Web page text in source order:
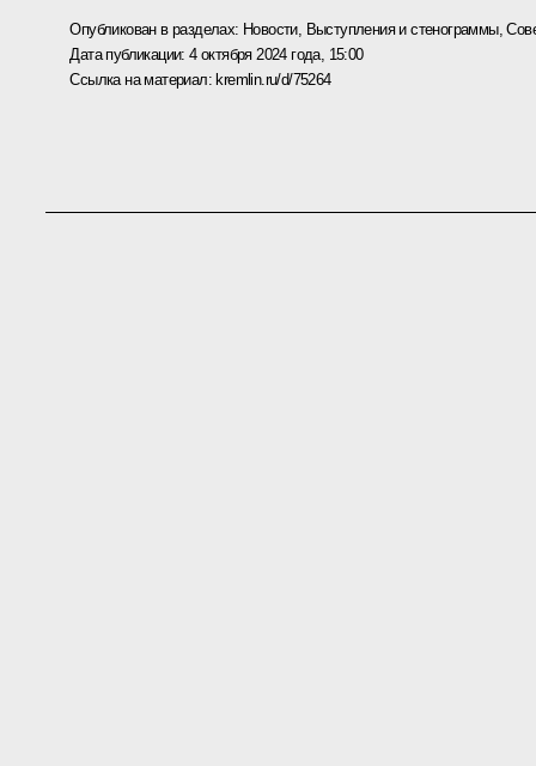
Опубликован в разделах: Новости, Выступления и стенограммы,
Дата публикации:4 октября 2024 года, 15:00
Ссылка на материал: kremlin.ru/d/75264